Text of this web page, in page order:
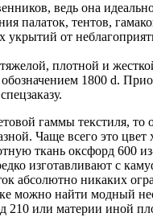
ведь она
палаток, тентов,
укрытий от
плотной и
1800 d.
гаммы текстиля, то
Чаще всего это
ткань оксфорд 600
изготавливают с
абсолютно никаких
можно найти модный
210 или материи иной